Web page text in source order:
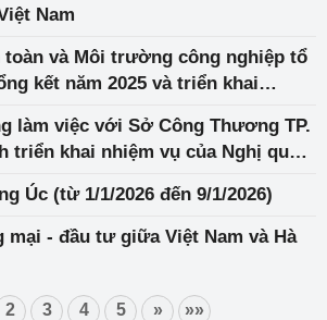
Nam
toàn và Môi trường công nghiệp tổ
kết năm 2025 và triển khai
làm việc với Sở Công Thương TP.
triển khai nhiệm vụ của Nghị quyết
Úc (từ 1/1/2026 đến 9/1/2026)
mại - đầu tư giữa Việt Nam và Hà
2 3 4 5 » »»